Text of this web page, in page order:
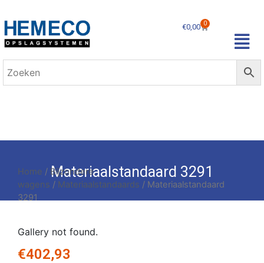
€0,00 0
Materiaalstandaard 3291
Home / Bijzondere
wagens / Materiaalstandaards / Materiaalstandaard
3291
Gallery not found.
€402,93